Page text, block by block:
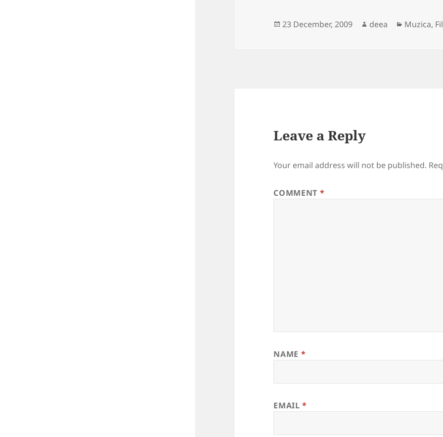
Posted
23 December, 2009 Author
deea Muzica,
Leave a Reply
Your email address will not be published.
COMMENT *
NAME *
EMAIL*